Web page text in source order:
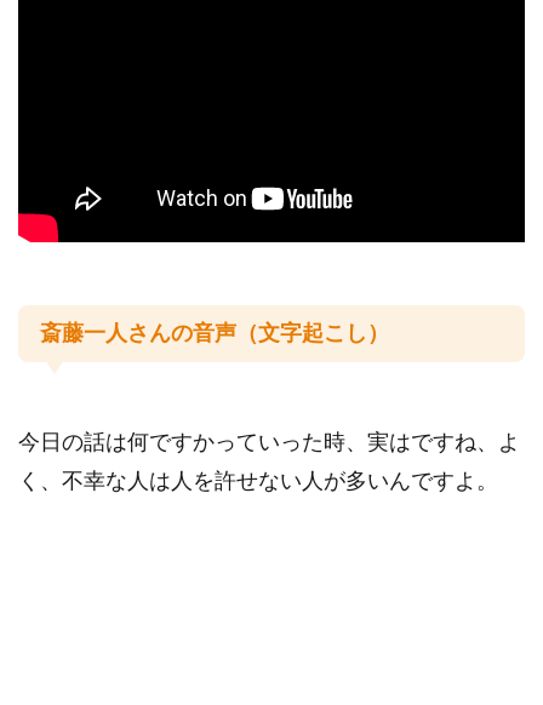
運営者情報
斎藤一人さんの音声（文字起こし）
今日の話は何ですかっていった時、実はですね、よ
く、不幸な人は人を許せない人が多いんですよ。